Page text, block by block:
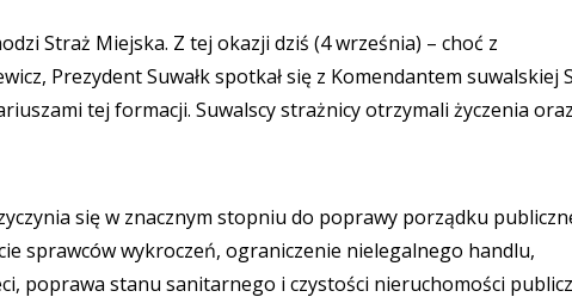
Straż Miejska. Z tej okazji dziś (4 września) – choć z
Prezydent Suwałk spotkał się z Komendantem suwalskiej
tej formacji. Suwalscy strażnicy otrzymali życzenia
się w znacznym stopniu do poprawy porządku
sprawców wykroczeń, ograniczenie nielegalnego handlu,
poprawa stanu sanitarnego i czystości nieruchomości